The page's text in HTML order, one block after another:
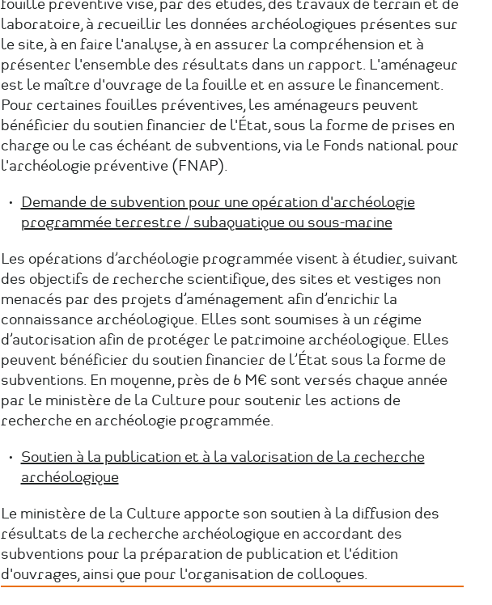
fouille préventive vise, par des études, des travaux de terrain et de
laboratoire, à recueillir les données archéologiques présentes sur
le site, à en faire l'analyse, à en assurer la compréhension et à
présenter l'ensemble des résultats dans un rapport. L'aménageur
est le maître d'ouvrage de la fouille et en assure le financement.
Pour certaines fouilles préventives, les aménageurs peuvent
bénéficier du soutien financier de l'État, sous la forme de prises en
charge ou le cas échéant de subventions, via le Fonds national pour
l'archéologie préventive (FNAP).
Demande de subvention pour une opération d'archéologie
programmée terrestre / subaquatique ou sous-marine
Les opérations d’archéologie programmée visent à étudier, suivant
des objectifs de recherche scientifique, des sites et vestiges non
menacés par des projets d’aménagement afin d’enrichir la
connaissance archéologique. Elles sont soumises à un régime
d’autorisation afin de protéger le patrimoine archéologique. Elles
peuvent bénéficier du soutien financier de l’État sous la forme de
subventions. En moyenne, près de 6 M€ sont versés chaque année
par le ministère de la Culture pour soutenir les actions de
recherche en archéologie programmée.
Soutien à la publication et à la valorisation de la recherche
archéologique
Le ministère de la Culture apporte son soutien à la diffusion des
résultats de la recherche archéologique en accordant des
subventions pour la préparation de publication et l'édition
d'ouvrages, ainsi que pour l'organisation de colloques.